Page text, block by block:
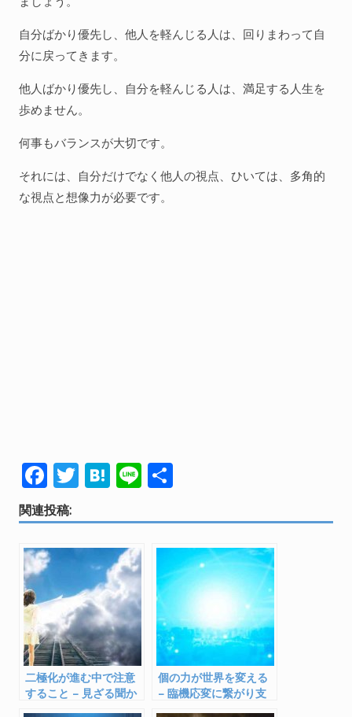
自分ばかり優先し、他人を軽んじる人は、回りまわって自
分に戻ってきます。
他人ばかり優先し、自分を軽んじる人は、満足する人生を
歩めません。
何事もバランスが大切です。
それには、自分だけでなく他人の視点、ひいては、多角的
な視点と想像力が必要です。
F
ac
e
b
o
o
k
T
itt
er
H
e
n
a
Li
e
関連投稿:
二極化が進む中で注意
すること – 見ざる聞か
個の力が世界を変える
– 臨機応変に繋がり支